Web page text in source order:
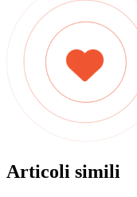
Articoli simili